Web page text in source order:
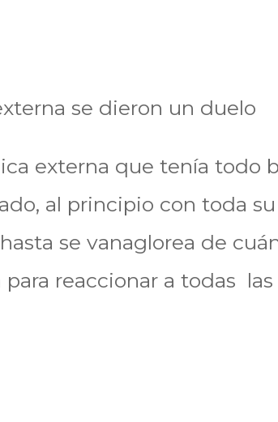
se dieron un duelo
externa que tenía todo
al principio con toda su
se vanaglorea de
reaccionar a todas las